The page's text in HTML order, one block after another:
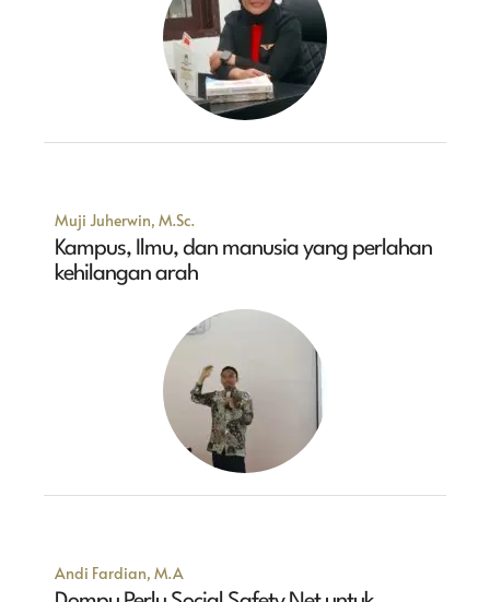
Muji Juherwin, M.Sc.
Kampus, Ilmu, dan manusia yang perlahan
kehilangan arah
Andi Fardian, M.A